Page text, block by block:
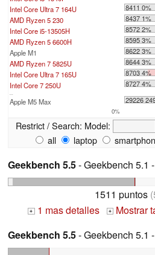
Intel Core Ultra 7 164U
8411 0%
AMD Ryzen 5 230
8437 1%
Intel Core i5-13505H
8572 2%
AMD Ryzen 5 6600H
8595 3%
Apple M1
8622 3%
AMD Ryzen 7 5825U
8644 3%
Intel Core Ultra 7 165U
8703 4%
Intel Core 7 250U
8727 4%
...
Apple M5 Max 29226
0%
Restrict / Search: Model:
all
laptop
Geekbench 5.5- Geekbench 5.1
1511 puntos
+ 1 mas detalles +
Mostrar
Geekbench 5.5- Geekbench 5.1